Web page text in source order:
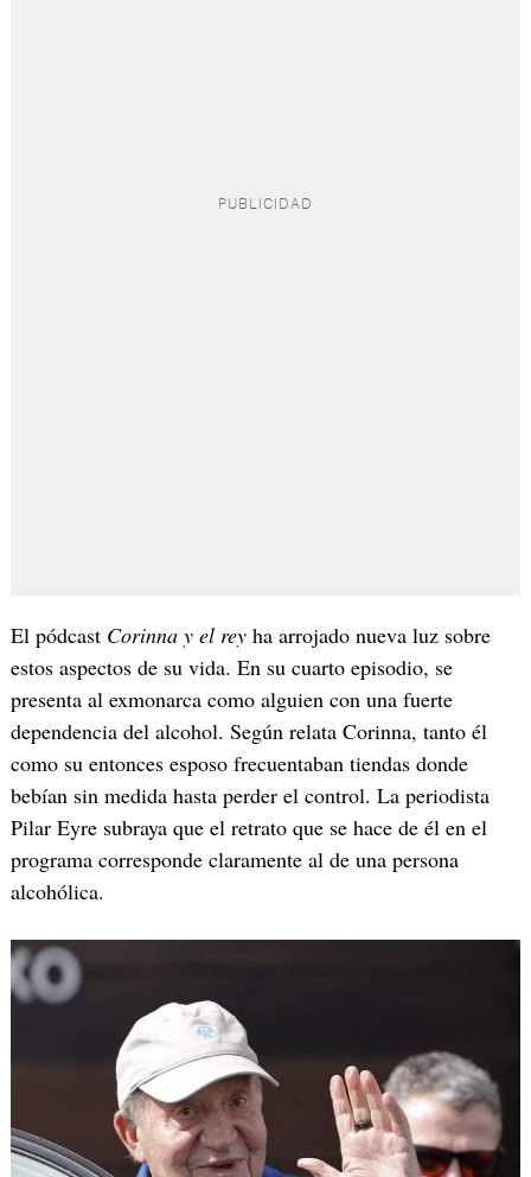
El pódcast Corinna y el reyha arrojado nueva luz sobre
estos aspectos de su vida. En su cuarto episodio, se
presenta al exmonarca como alguien con una fuerte
dependencia del alcohol. Según relata Corinna, tanto él
como su entonces esposo frecuentaban tiendas donde
bebían sin medida hasta perder el control. La periodista
Pilar Eyre subraya que el retrato que se hace de él en el
programa corresponde claramente al de una persona
alcohólica.